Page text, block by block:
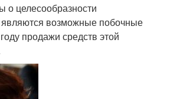
о целесообразности
возможные побочные
продажи средств этой